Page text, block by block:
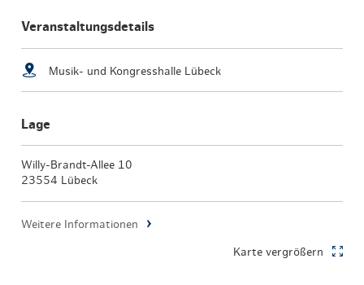
Veranstaltungsdetails
Musik- und Kongresshalle Lübeck
Lage
Willy-Brandt-Allee 10
23554 Lübeck
Weitere Informationen
Karte vergrößern